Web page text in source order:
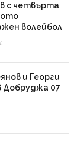
с четвърта
волейбол
и Георги
Добруджа 07